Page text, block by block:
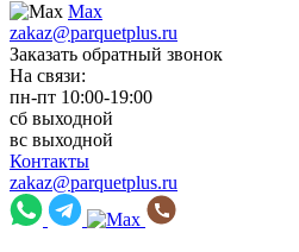
Max
zakaz@parquetplus.ru
Заказать обратный звонок
На связи:
пн-пт 10:00-19:00
сб выходной
вс выходной
Контакты
zakaz@parquetplus.ru